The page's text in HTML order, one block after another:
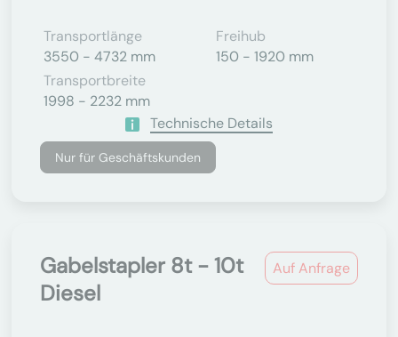
Transportlänge
3550 - 4732 mm
Freihub
150 - 1920 mm
Transportbreite
1998 - 2232 mm
Technische Details
Nur für Geschäftskunden
Auf Anfrage
Gabelstapler 8t - 10t
Diesel